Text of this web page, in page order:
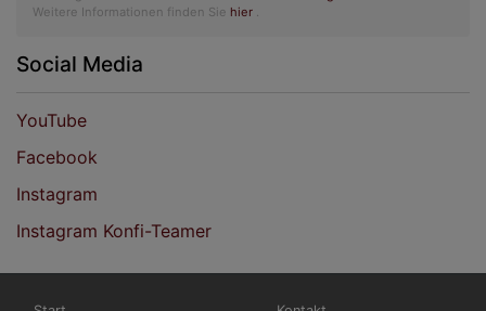
Weitere Informationen finden Sie hier .
Social Media
YouTube
Facebook
Instagram
Instagram Konfi-Teamer
Hauptnavigation Fußbereichsmenü